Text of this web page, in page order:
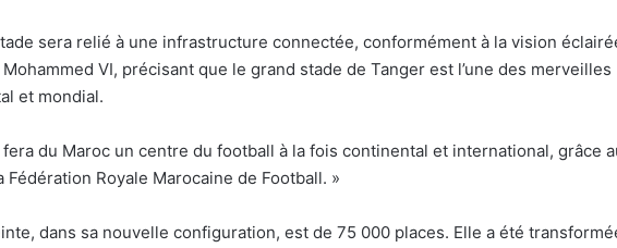
sera relié à une infrastructure connectée, conformément à la vision
VI, précisant que le grand stade de Tanger est l’une des merveilles
et mondial.
fera du Maroc un centre du football à la fois continental et international, grâce
Royale Marocaine de Football. »
dans sa nouvelle configuration, est de 75 000 places. Elle a été